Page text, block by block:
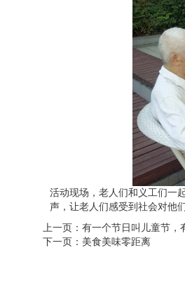
活动现场，老人们和义工们一
声，让老人们感受到社会对他
上一页：有一个节日叫儿童节，
下一页：美食美味零距离